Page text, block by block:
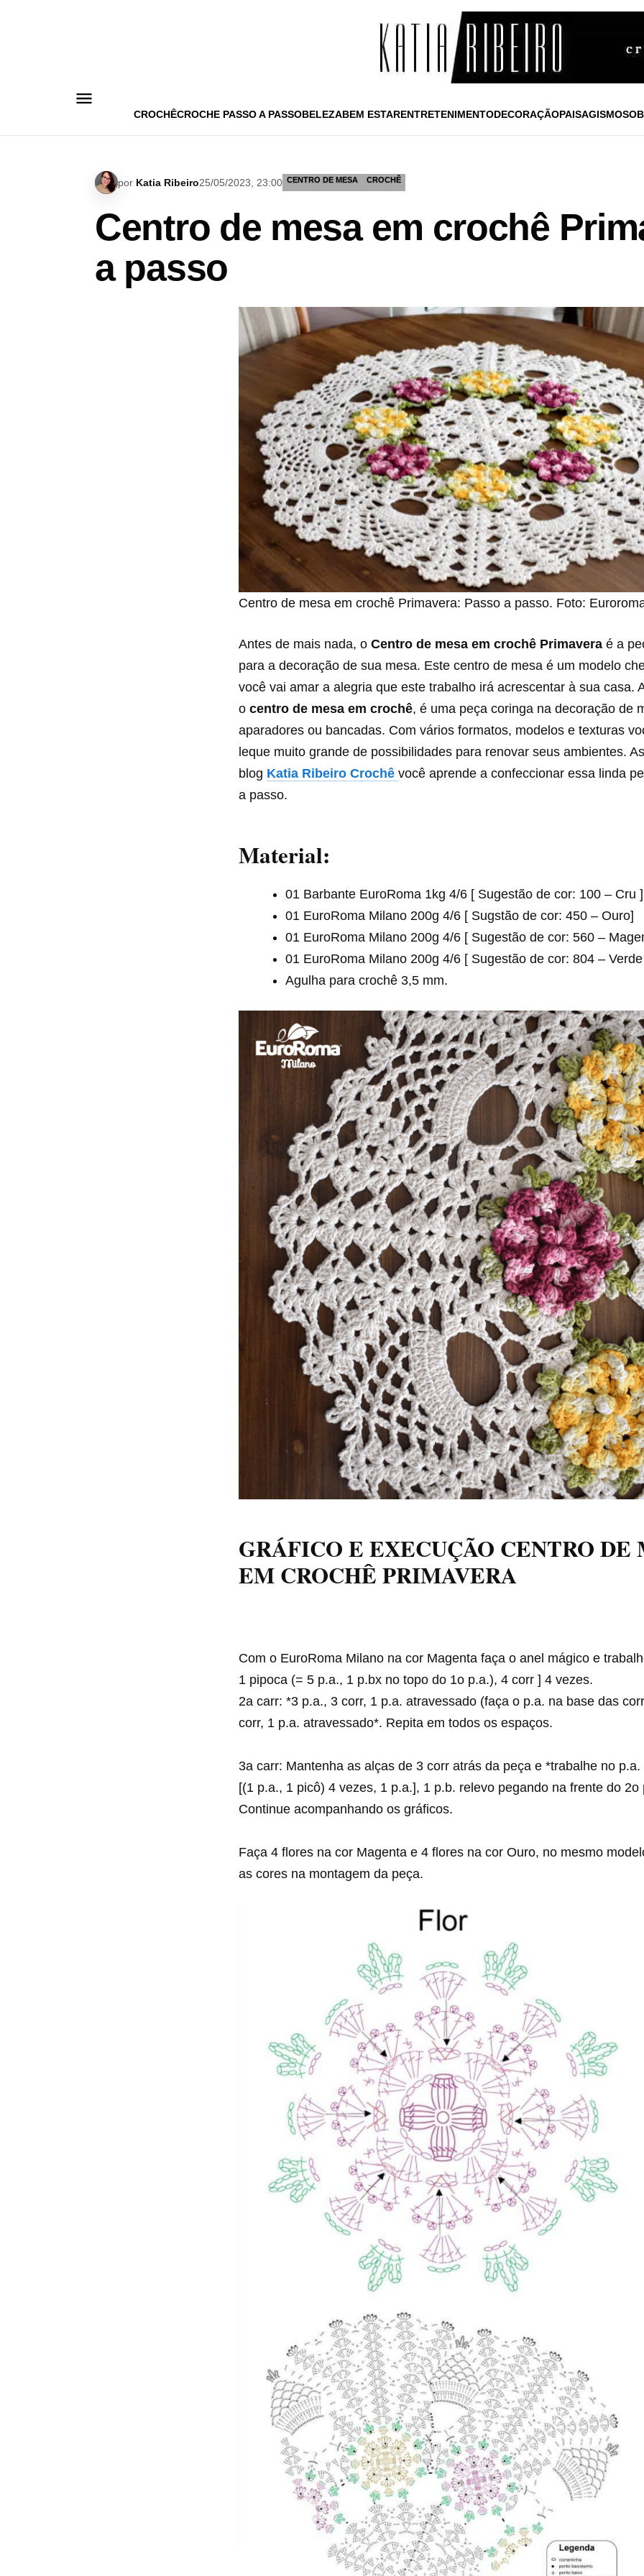
CROCHÊCROCHE PASSO A PASSOBELEZABEM ESTARENTRETENIMENTODECORAÇÃOPAISAGISMO
por Katia Ribeiro25/05/2023, 23:00 CENTRO DE MESA CROCHÊ
Centro de mesa em crochê
a passo
Centro de mesa em crochê Primavera: Passo a passo. Foto:
Antes de mais nada, o Centro de mesa em crochê Primavera é a
para a decoração de sua mesa. Este centro de mesa é um modelo
você vai amar a alegria que este trabalho irá acrescentar à sua casa.
o centro de mesa em crochê, é uma peça coringa na decoração de
aparadores ou bancadas. Com vários formatos, modelos e texturas
leque muito grande de possibilidades para renovar seus ambientes.
blog Katia Ribeiro Crochê você aprende a confeccionar essa linda
a passo.
Material:
01 Barbante EuroRoma 1kg 4/6 [ Sugestão de cor: 100 – Cru ]
01 EuroRoma Milano 200g 4/6 [ Sugstão de cor: 450 – Ouro]
01 EuroRoma Milano 200g 4/6 [ Sugestão de cor: 560 –
01 EuroRoma Milano 200g 4/6 [ Sugestão de cor: 804 –
Agulha para crochê 3,5 mm.
GRÁFICO E EXECUÇÃO CENTRO DE
EM CROCHÊ PRIMAVERA
Com o EuroRoma Milano na cor Magenta faça o anel mágico e
1 pipoca (= 5 p.a., 1 p.bx no topo do 1o p.a.), 4 corr ] 4 vezes.
2a carr: *3 p.a., 3 corr, 1 p.a. atravessado (faça o p.a. na base das
corr, 1 p.a. atravessado*. Repita em todos os espaços.
3a carr: Mantenha as alças de 3 corr atrás da peça e *trabalhe no
[(1 p.a., 1 picô) 4 vezes, 1 p.a.], 1 p.b. relevo pegando na frente do 2o
Continue acompanhando os gráficos.
Faça 4 flores na cor Magenta e 4 flores na cor Ouro, no mesmo
as cores na montagem da peça.